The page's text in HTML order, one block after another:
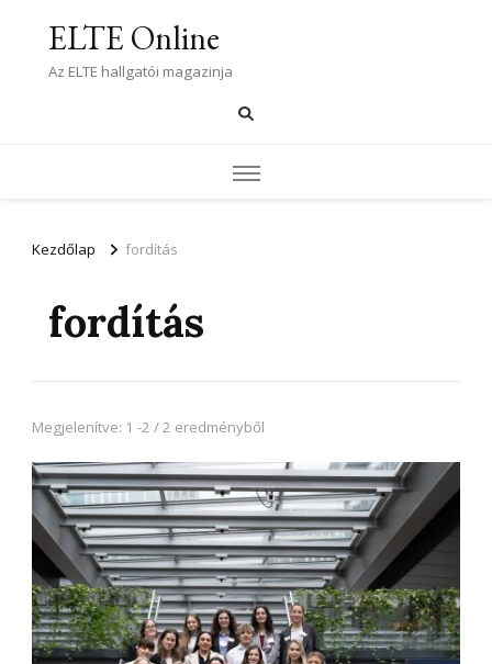
ELTE Online
Az ELTE hallgatói magazinja
Kezdőlap fordítás
fordítás
Megjelenítve: 1 -2 / 2 eredményből